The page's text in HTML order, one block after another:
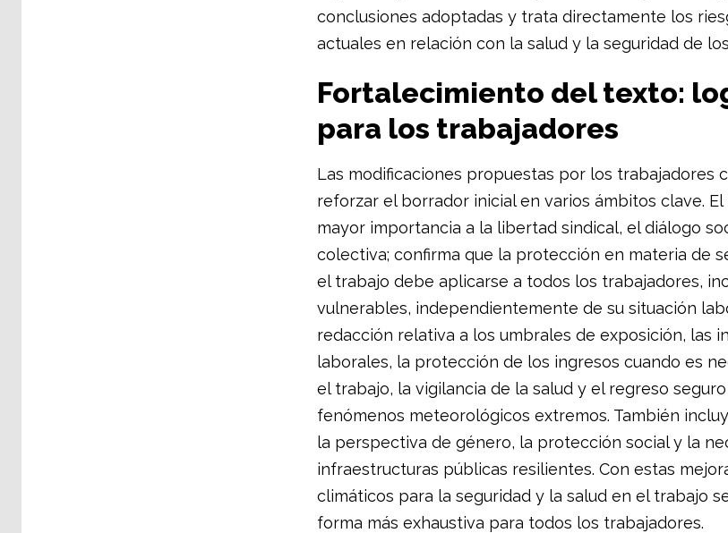
conclusiones adoptadas y trata directamente los
actuales en relación con la salud y la seguridad de
Fortalecimiento del texto:
para los trabajadores
Las modificaciones propuestas por los trabajadores
reforzar el borrador inicial en varios ámbitos clave.
mayor importancia a la libertad sindical, el diálogo
colectiva; confirma que la protección en materia de
el trabajo debe aplicarse a todos los trabajadores,
vulnerables, independientemente de su situación
redacción relativa a los umbrales de exposición, las
laborales, la protección de los ingresos cuando es
el trabajo, la vigilancia de la salud y el regreso
fenómenos meteorológicos extremos. También
la perspectiva de género, la protección social y la
infraestructuras públicas resilientes. Con estas
climáticos para la seguridad y la salud en el trabajo
forma más exhaustiva para todos los trabajadores.